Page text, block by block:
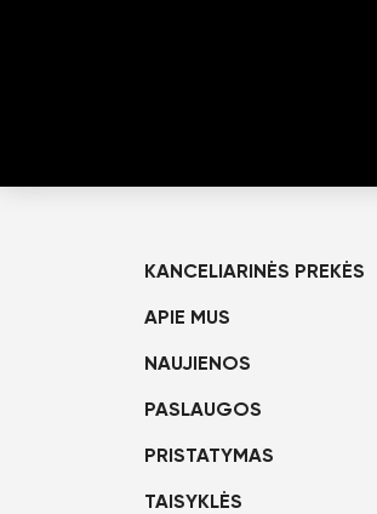
KANCELIARINĖS PREKĖS
APIE MUS
NAUJIENOS
PASLAUGOS
PRISTATYMAS
TAISYKLĖS